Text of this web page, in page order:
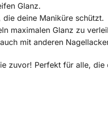
Glanz.
deine Maniküre schützt.
maximalen Glanz zu
mit anderen
zuvor! Perfekt für alle,